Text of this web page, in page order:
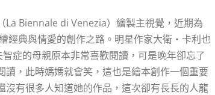
Biennale di Venezia）繪製主視覺，近期為
經典與情愛的創作之路。明星作家大衛‧卡利也
症的母親原本非常喜歡閱讀，可是晚年卻忘了
，此時媽媽就會笑，這也是繪本創作一個重要
有很多人知道她的作品，這次卻有長長的人龍